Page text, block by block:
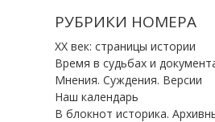
РУБРИКИ НОМЕРА
ХХ век: страницы истории
Время в судьбах и
Мнения. Суждения. Версии
Наш календарь
В блокнот историка.